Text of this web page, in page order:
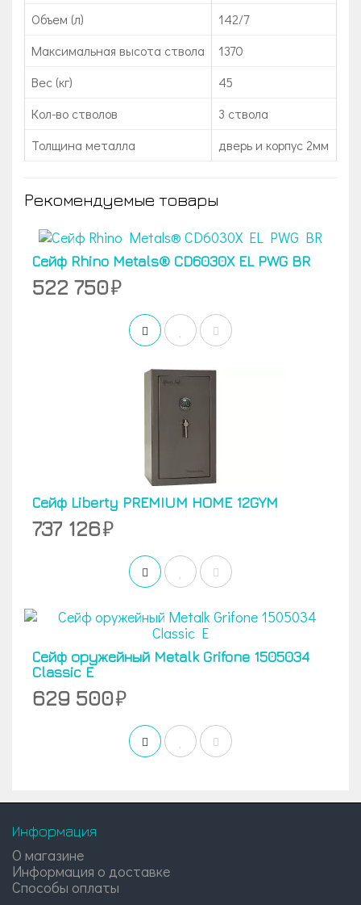
Объем (л)
142/7
Максимальная высота ствола
1370
Вес (кг)
45
Кол-во стволов
3 ствола
Толщина металла
дверь и корпус 2мм
Рекомендуемые товары
Сейф Rhino Metals® CD6030X EL PWG BR
522 750
Сейф Liberty PREMIUM HOME 12GYM
737 126
Сейф оружейный Metalk Grifone 1505034
Classic E
629 500
Информация
О магазине
Информация о доставке
Способы оплаты